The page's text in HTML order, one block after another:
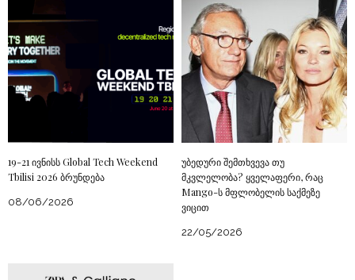
19-21 ივნისს Global Tech Weekend
Tbilisi 2026 ბრუნდება
08/06/2026
უბედური შემთხვევა თუ
მკვლელობა? ყველაფერი, რაც
Mango-ს მფლობელის საქმეზე
ვიცით
22/05/2026